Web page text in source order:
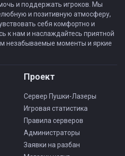
и поддержать игроков. Мы
и позитивную атмосферу,
себя комфортно и
к нам и наслаждайтесь приятной
незабываемые моменты и яркие
Проект
Сервер Пушки-Лазеры
Игровая статистика
Правила серверов
Администраторы
Заявки на разбан